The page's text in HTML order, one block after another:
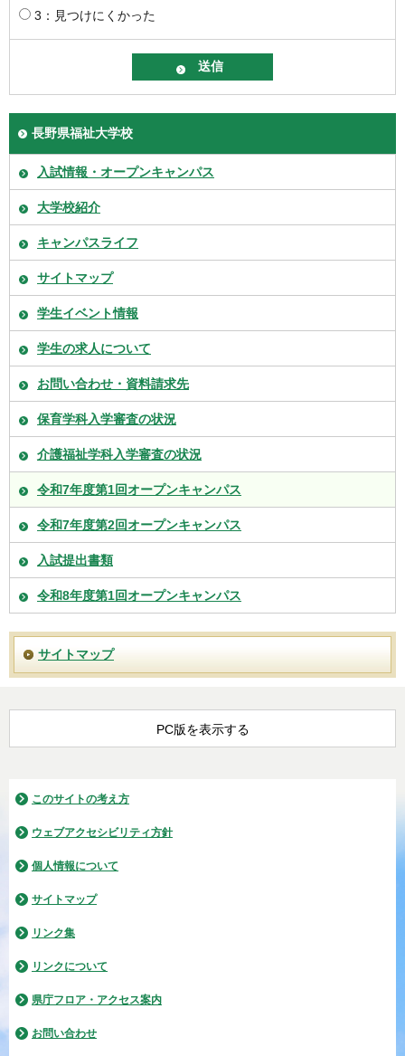
3：見つけにくかった
長野県福祉大学校
入試情報・オープンキャンパス
大学校紹介
キャンパスライフ
サイトマップ
学生イベント情報
学生の求人について
お問い合わせ・資料請求先
保育学科入学審査の状況
介護福祉学科入学審査の状況
令和7年度第1回オープンキャンパス
令和7年度第2回オープンキャンパス
入試提出書類
令和8年度第1回オープンキャンパス
サイトマップ
PC版を表示する
このサイトの考え方
ウェブアクセシビリティ方針
個人情報について
サイトマップ
リンク集
リンクについて
県庁フロア・アクセス案内
お問い合わせ